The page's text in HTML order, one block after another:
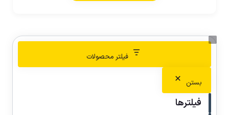
فیلتر محصولات
بستن
فیلترها